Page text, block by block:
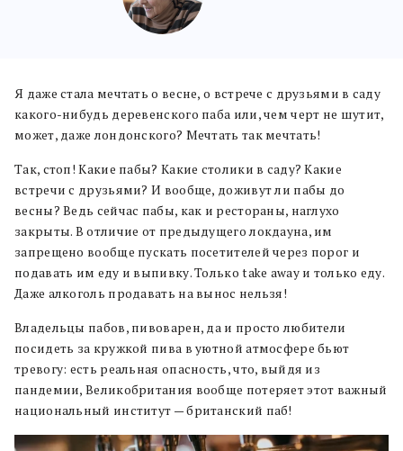
Я даже стала мечтать о весне, о встрече с друзьями в саду
какого-нибудь деревенского паба или, чем черт не шутит,
может, даже лондонского? Мечтать так мечтать!
Так, стоп! Какие пабы? Какие столики в саду? Какие
встречи с друзьями? И вообще, доживут ли пабы до
весны? Ведь сейчас пабы, как и рестораны, наглухо
закрыты. В отличие от предыдущего локдауна, им
запрещено вообще пускать посетителей через порог и
подавать им еду и выпивку. Только take away и только еду.
Даже алкоголь продавать на вынос нельзя!
Владельцы пабов, пивоварен, да и просто любители
посидеть за кружкой пива в уютной атмосфере бьют
тревогу: есть реальная опасность, что, выйдя из
пандемии, Великобритания вообще потеряет этот важный
национальный институт — британский паб!